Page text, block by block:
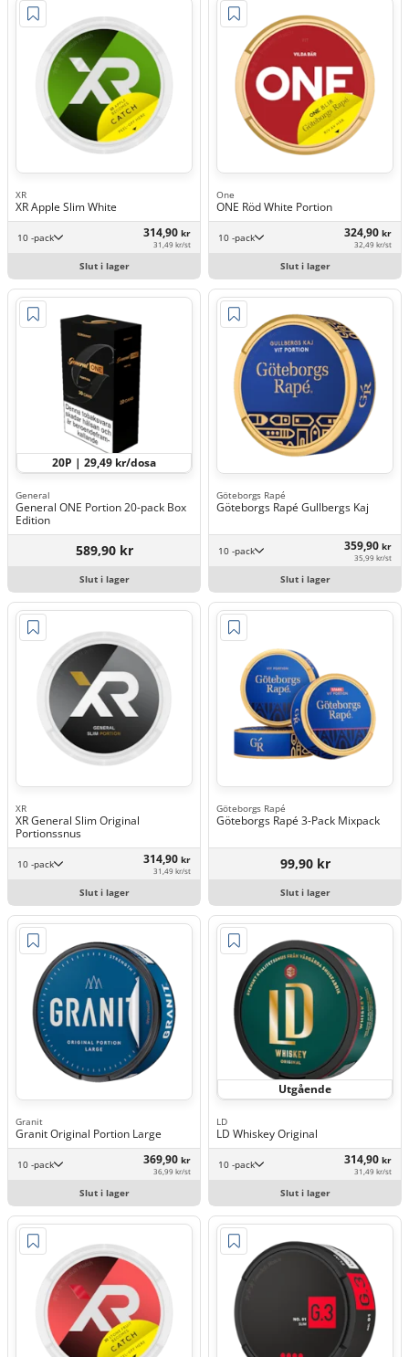
XR
XR Apple Slim White
10 -pack 314,90 kr
31,49 kr/st
Slut i lager
One
ONE Röd White Portion
10 -pack 324,90 kr
32,49 kr/st
Slut i lager
20P | 29,49 kr/dosa
General
General ONE Portion 20-pack Box
Edition
589,90 kr
Slut i lager
Göteborgs Rapé
Göteborgs Rapé Gullbergs Kaj
10 -pack 359,90 kr
35,99 kr/st
Slut i lager
XR
XR General Slim Original
Portionssnus
10 -pack 314,90 kr
31,49 kr/st
Slut i lager
Göteborgs Rapé
Göteborgs Rapé 3-Pack Mixpack
99,90 kr
Slut i lager
Granit
Granit Original Portion Large
10 -pack 369,90 kr
36,99 kr/st
Slut i lager
Utgående
LD
LD Whiskey Original
10 -pack 314,90 kr
31,49 kr/st
Slut i lager